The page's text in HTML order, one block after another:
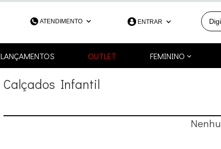
ATENDIMENTO
(48) 3052-4390
48991253418
ENTRAR
LANÇAMENTOS OUTLET FEMININO
Calçados Infantil